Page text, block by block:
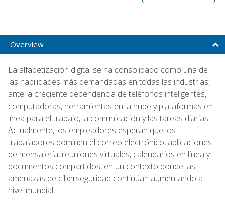
Overview
La alfabetización digital se ha consolidado como una de
las habilidades más demandadas en todas las industrias,
ante la creciente dependencia de teléfonos inteligentes,
computadoras, herramientas en la nube y plataformas en
línea para el trabajo, la comunicación y las tareas diarias.
Actualmente, los empleadores esperan que los
trabajadores dominen el correo electrónico, aplicaciones
de mensajería, reuniones virtuales, calendarios en línea y
documentos compartidos, en un contexto donde las
amenazas de ciberseguridad continúan aumentando a
nivel mundial.